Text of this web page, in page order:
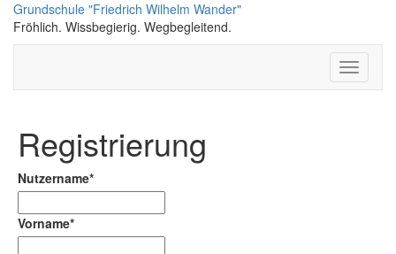
Skip
content
Grundschule "Friedrich Wilhelm Wander"
Fröhlich. Wissbegierig. Wegbegleitend.
Toggle
Registrierung
Nutzername*
Vorname*